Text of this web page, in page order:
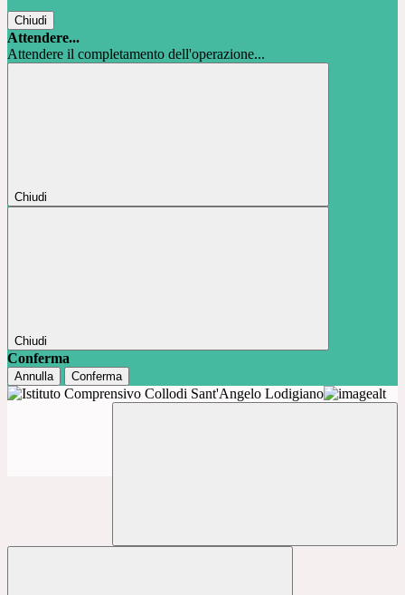
Chiudi
Attendere...
Attendere il completamento dell'operazione...
Chiudi
Chiudi
Conferma
Annulla Conferma